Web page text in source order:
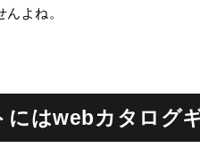
よね。
にはwebカタログ